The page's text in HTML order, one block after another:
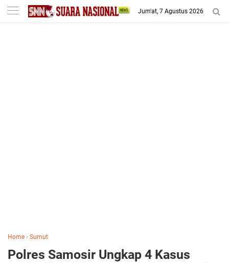
-->
Jum'at, 7 Agustus 2026
Home › Sumut
Polres Samosir Ungkap 4 Kasus